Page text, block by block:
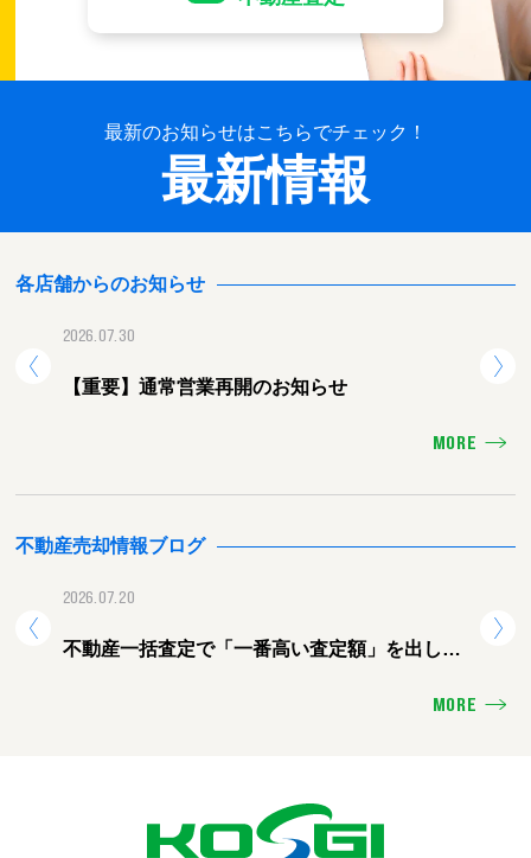
最新のお知らせはこちらでチェック！
最新情報
各店舗からのお知らせ
2026.07.30
【重要】通常営業再開のお知らせ
MORE
不動産売却情報ブログ
2026.07.20
不動産一括査定で「一番高い査定額」を出した
MORE